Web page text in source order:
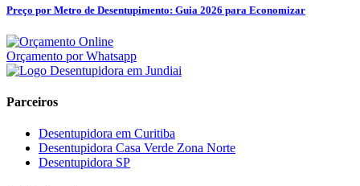
Preço por Metro de Desentupimento: Guia 2026 para Economizar
Orçamento por Whatsapp
Parceiros
Desentupidora em Curitiba
Desentupidora Casa Verde Zona Norte
Desentupidora SP